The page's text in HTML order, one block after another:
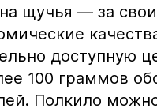
щучья — за свои
доступную
100 граммов
Полкило